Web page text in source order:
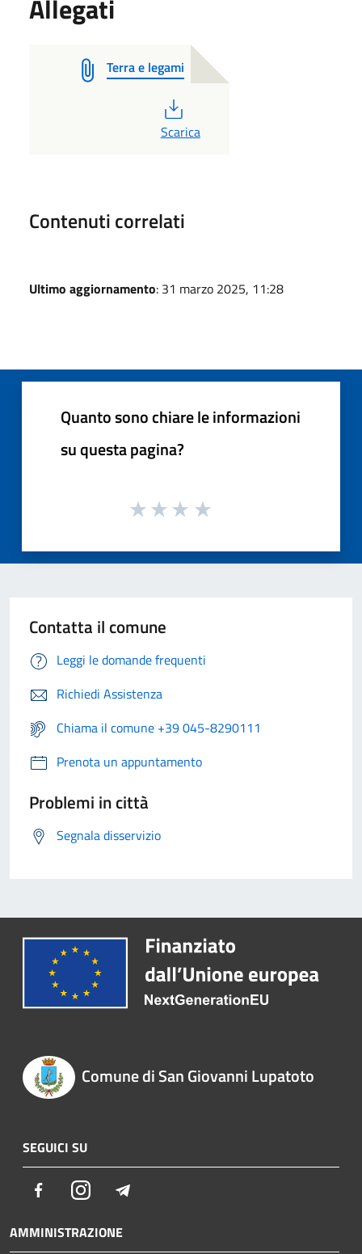
Allegati
Terra e legami
PDF
Scarica
Contenuti correlati
Ultimo aggiornamento: 31 marzo 2025, 11:28
Quanto sono chiare le informazioni
su questa pagina?
Contatta il comune
Leggi le domande frequenti
Richiedi Assistenza
Chiama il comune +39 045-8290111
Prenota un appuntamento
Problemi in città
Segnala disservizio
Comune di San Giovanni Lupatoto
SEGUICI SU
FacebookInstagram
AMMINISTRAZIONE